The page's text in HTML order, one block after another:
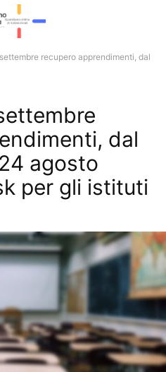
recupero apprendimenti, dal
dal
agosto
per gli istituti